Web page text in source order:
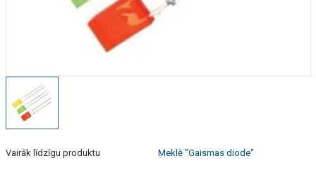
Vairāk līdzīgu produktu Meklē "Gaismas diode"